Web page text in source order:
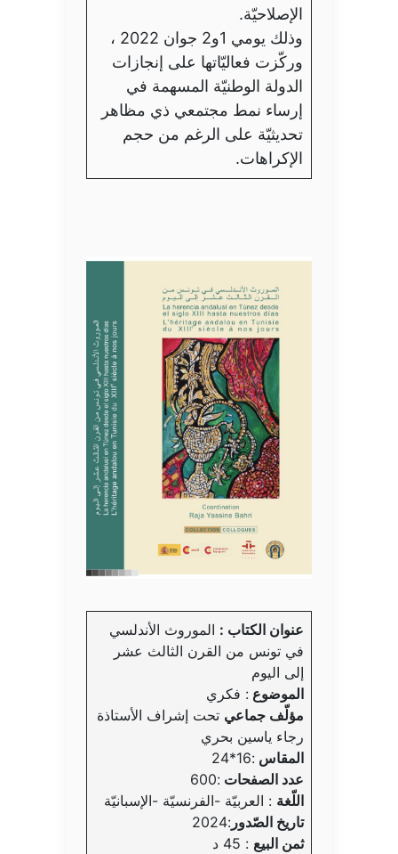
الإصلاحيّة.
وذلك يومي 1و2 جوان 2022 ،
وركّزت فعاليّاتها على إنجازات
الدولة الوطنيّة المسهمة في
إرساء نمط مجتمعي ذي مظاهر
تحديثيّة على الرغم من حجم
الإكراهات.
عنوان الكتاب : الموروث الأندلسي
في تونس من القرن الثالث عشر
إلى اليوم
الموضوع : فكري
مؤلّف جماعي تحت إشراف الأستاذة
رجاء ياسين بحري
المقاس :16*24
عدد الصفحات :600
اللّغة : العربيّة -الفرنسيّة -الإسبانيّة
تاريخ الصّدور :2024
ثمن البيع : 45 د